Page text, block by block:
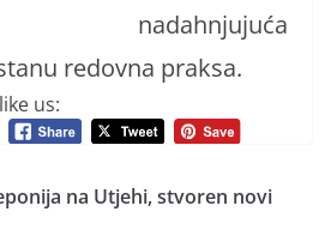
redovna praksa.
us:
na Utjehi, stvoren novi